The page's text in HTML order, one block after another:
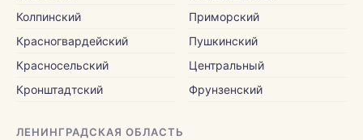
Колпинский
Красногвардейский
Красносельский
Кронштадтский
Приморский
Пушкинский
Центральный
Фрунзенский
ЛЕНИНГРАДСКАЯ ОБЛАСТЬ